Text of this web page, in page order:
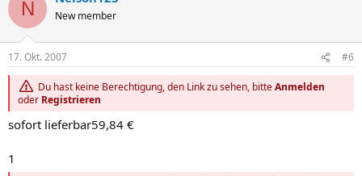
N New member
17. Okt. 2007 #6
Du hast keine Berechtigung, den Link zu sehen, bitteAnmelden
oder Registrieren
sofort lieferbar59,84 €
1